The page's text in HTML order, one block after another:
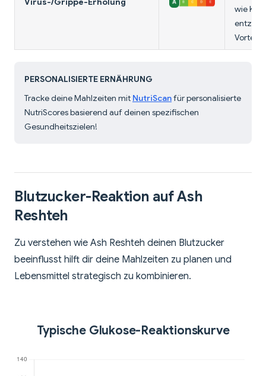
wie
Vorteile.
PERSONALISIERTE ERNÄHRUNG
Tracke deine Mahlzeiten mit NutriScanfür personalisierte
NutriScores basierend auf deinen spezifischen
Gesundheitszielen!
Blutzucker-Reaktion auf Ash
Reshteh
Zu verstehen wie Ash Reshteh deinen Blutzucker
beeinflusst hilft dir deine Mahlzeiten zu planen und
Lebensmittel strategisch zu kombinieren.
Typische Glukose-Reaktionskurve